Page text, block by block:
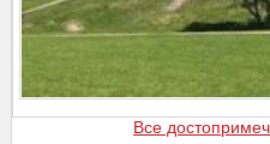
Все